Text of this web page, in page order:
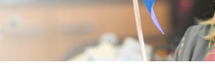
informaceZábřežsku
Měníme postoj ke
vzdělávání